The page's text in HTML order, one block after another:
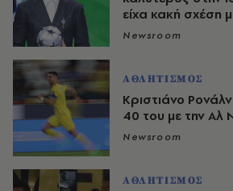
είχα κακή σχέση
Newsroom
ΑΘΛΗΤΙΣΜΟΣ
Κριστιάνο
40 του με την Αλ
Newsroom
ΑΘΛΗΤΙΣΜΟΣ